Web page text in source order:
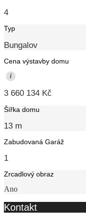
4
Typ
Bungalov
Cena výstavby domu
i
3 660 134 Kč
Šířka domu
13 m
Zabudovaná Garáž
1
Zrcadlový obraz
Ano
Kontakt